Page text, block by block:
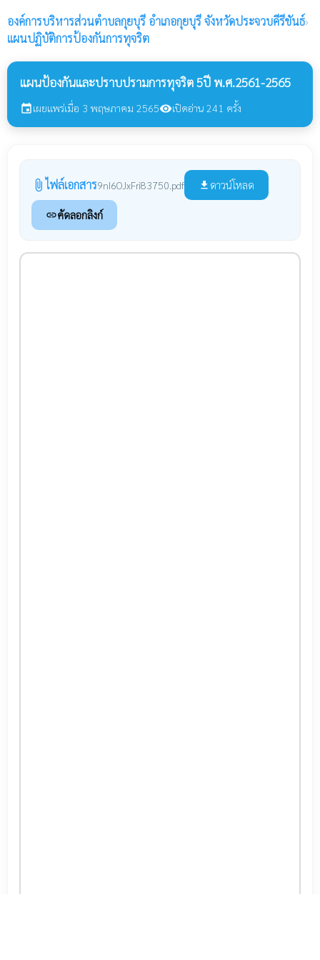
องค์การบริหารส่วนตำบลกุยบุรี อำเภอกุยบุรี จังหวัดประจวบคีรีขันธ์›
แผนปฏิบัติการป้องกันการทุจริต
แผนป้องกันและปราบปรามการทุจริต 5ปี พ.ศ.2561-2565
eventเผยแพร่เมื่อ 3 พฤษภาคม 2565visibilityเปิดอ่าน 241 ครั้ง
attach_file ไฟล์เอกสาร9nI6OJxFri83750.pdf file_download ดาวน์โหลด
linkคัดลอกลิงก์